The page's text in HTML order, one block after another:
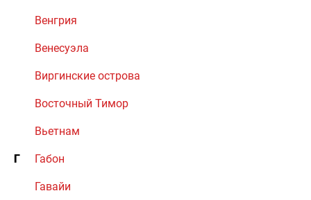
Венгрия
Венесуэла
Виргинские острова
Восточный Тимор
Вьетнам
Г Габон
Гавайи